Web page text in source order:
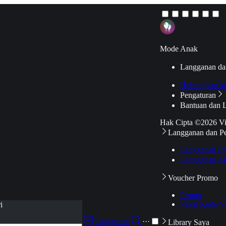
Langganan
···
Mode Anak
Langganan
Hubungkan
Pengaturan
Bantuan dan
Hak Cipta ©2026
Langganan dan
Langganan
Langganan
Voucher Promo
Promo
Pakai Kode
Library Saya